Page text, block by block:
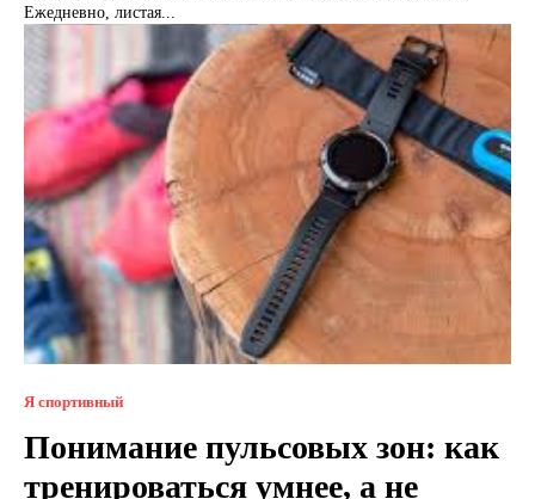
Ежедневно, листая...
Я спортивный
Понимание пульсовых зон: как
тренироваться умнее, а не